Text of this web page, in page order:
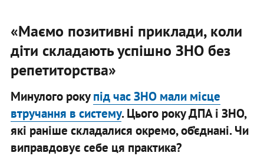
«Маємо позитивні приклади, коли
діти складають успішно ЗНО без
репетиторства»
Минулого рокупід час ЗНО мали місце
втручання в систему. Цього року ДПА і ЗНО,
які раніше складалися окремо, об’єднані. Чи
виправдовує себе ця практика?